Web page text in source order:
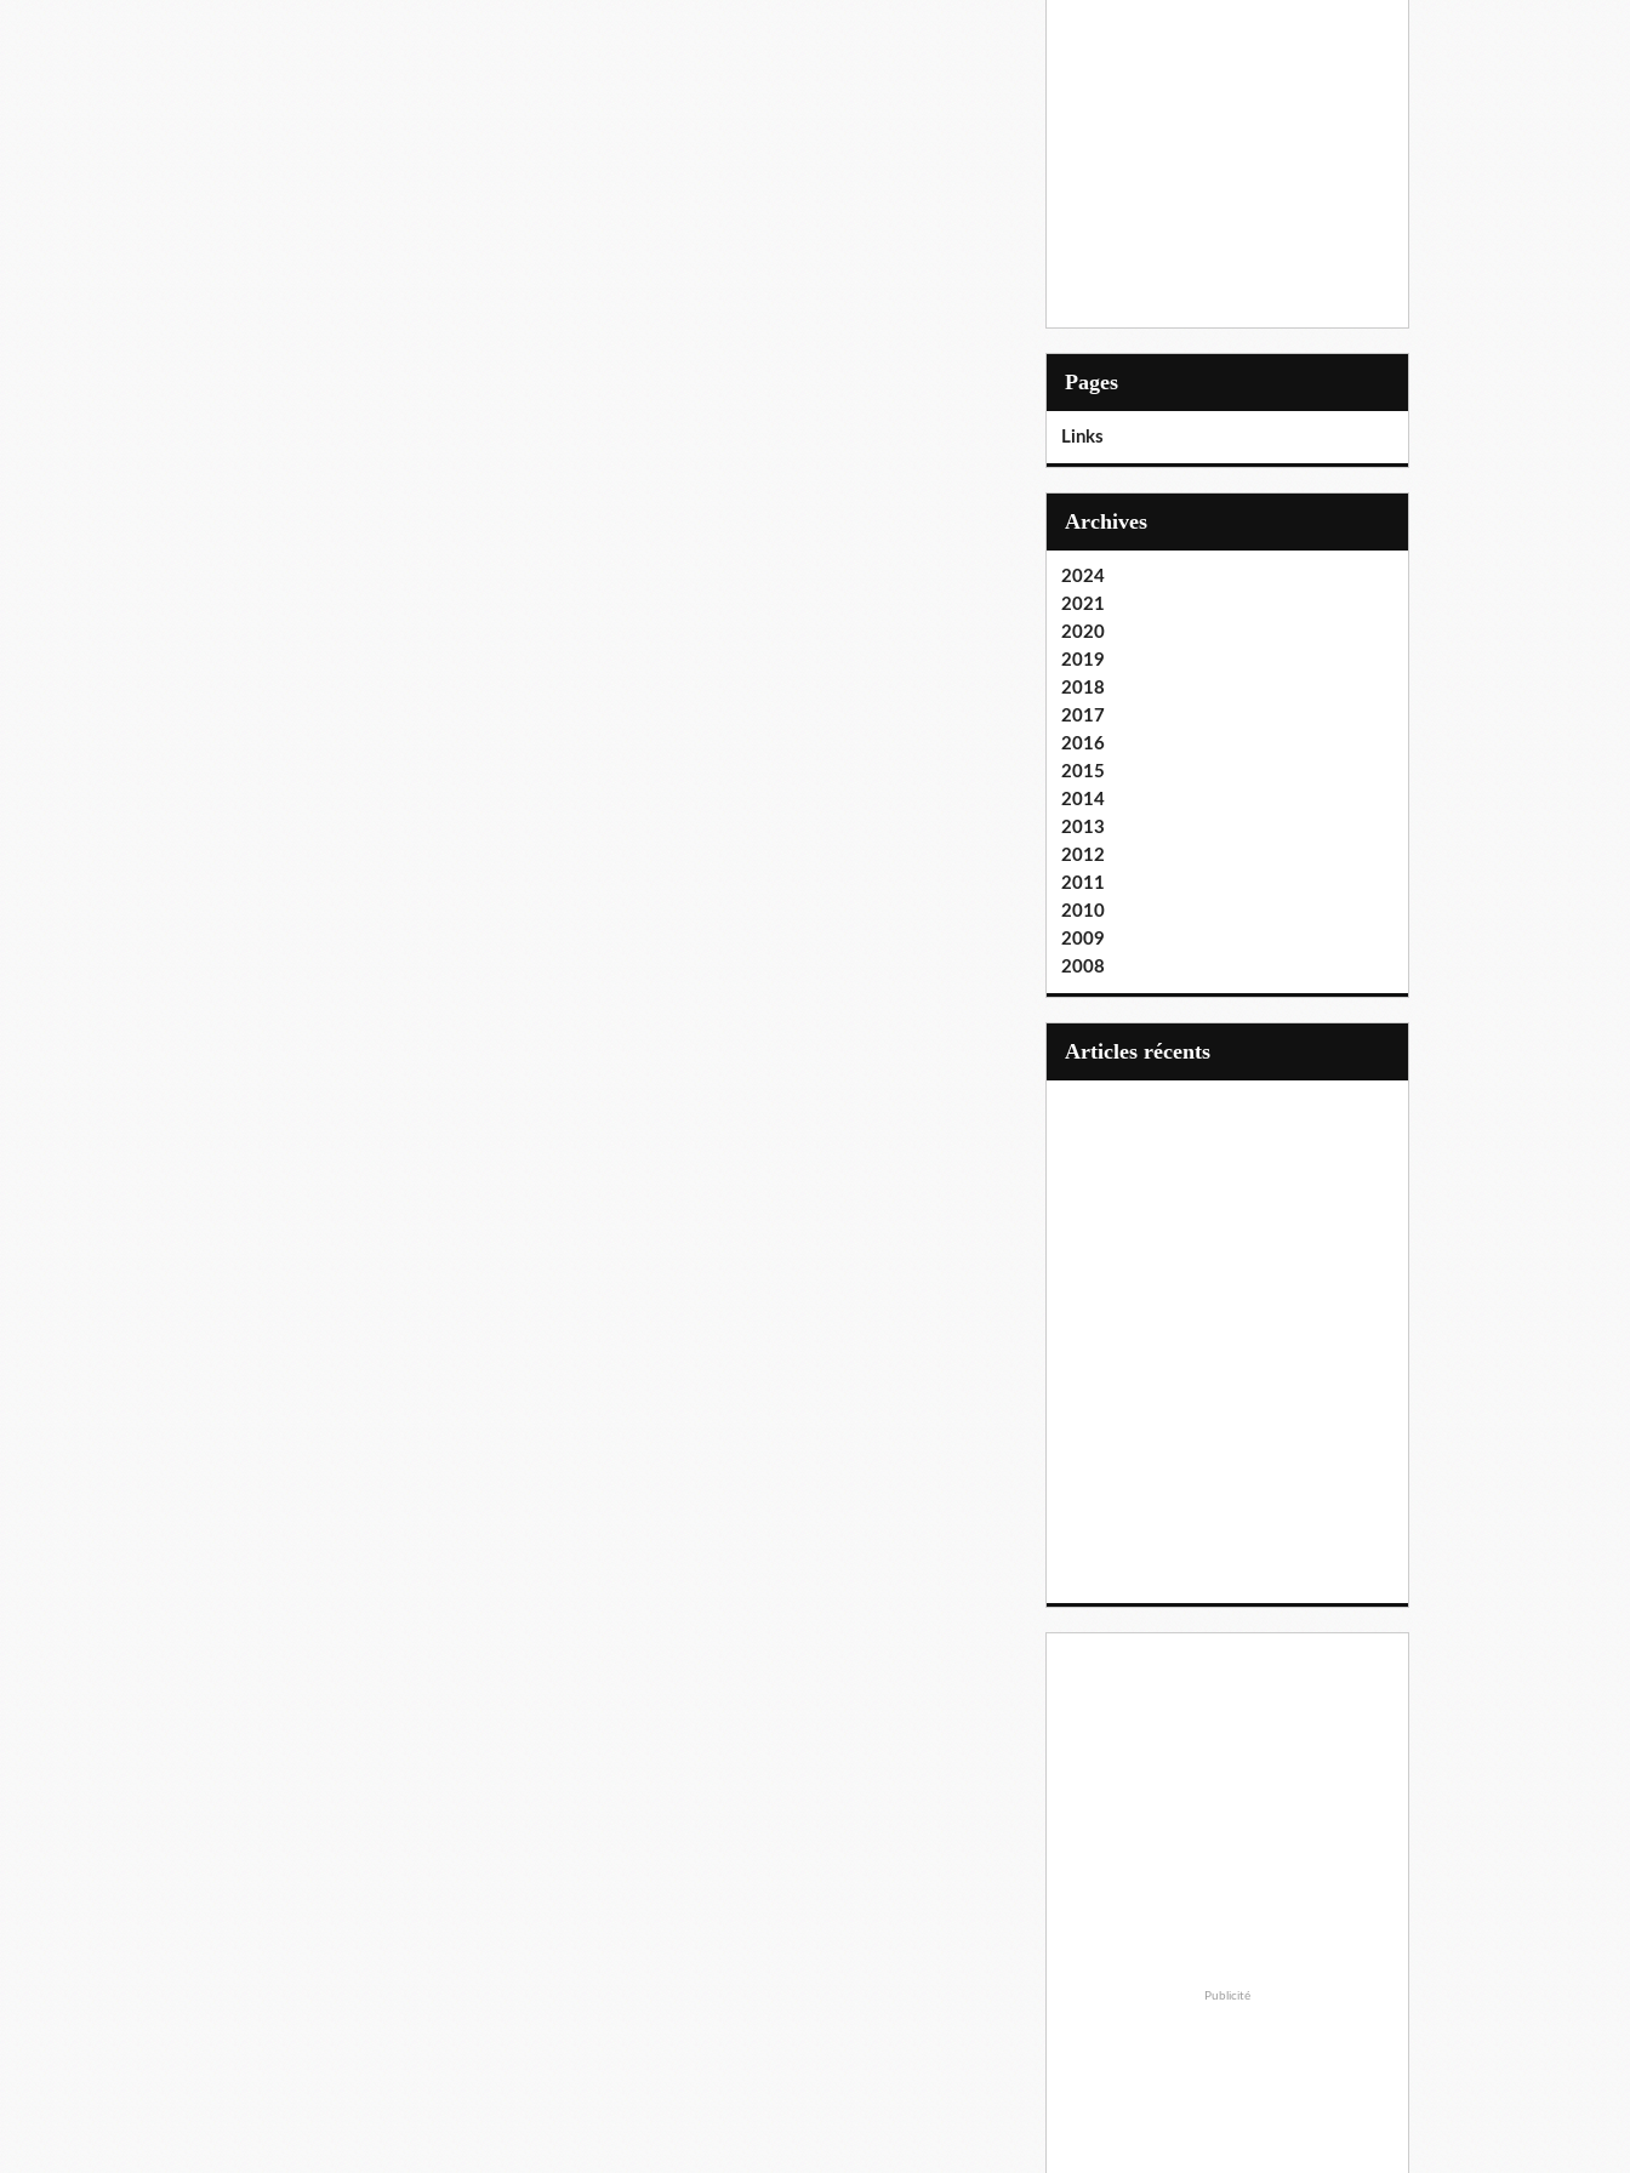
Pages
Links
Archives
2024
2021
2020
2019
2018
2017
2016
2015
2014
2013
2012
2011
2010
2009
2008
articles récents
Publicité